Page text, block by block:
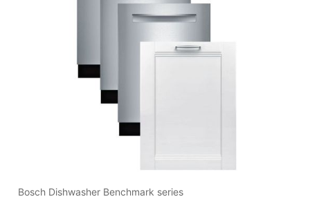
Bosch Dishwasher Benchmark series